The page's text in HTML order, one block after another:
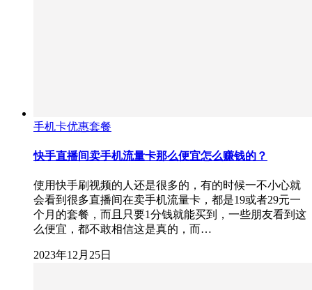
手机卡优惠套餐
快手直播间卖手机流量卡那么便宜怎么赚钱的？
使用快手刷视频的人还是很多的，有的时候一不小心就
会看到很多直播间在卖手机流量卡，都是19或者29元一
个月的套餐，而且只要1分钱就能买到，一些朋友看到这
么便宜，都不敢相信这是真的，而…
2023年12月25日